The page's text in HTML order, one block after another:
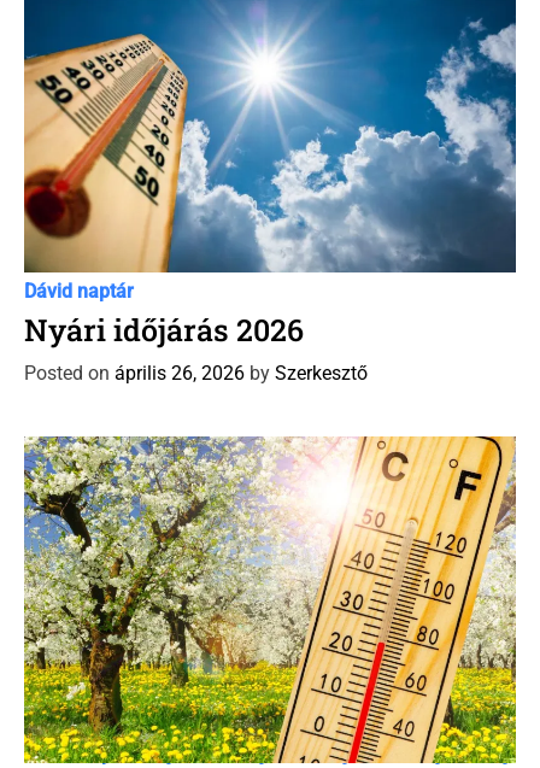
C
a
t
e
g
r
i
e
s
Dávid Naptár időjárás előrejelzés Időjárás előrejelzés
Dávid naptár
Nyári időjárás 2026
Posted on április 26, 2026 by Szerkesztő
C
Dávid Naptár időjárás előrejelzés Időjárás előrejelzés Új